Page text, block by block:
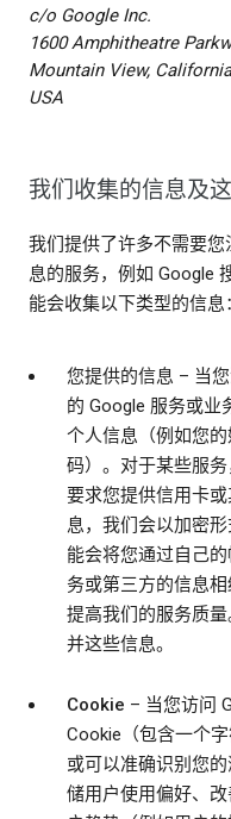
c/o Google Inc.
1600 Amphitheatre
Mountain View,
USA
我们收集的信息及
我们提供了许多不需要
息的服务，例如 Google
能会收集以下类型的信息：
您提供的信息 – 当
的 Google 服务或业
个人信息（例如您
码）。对于某些服
要求您提供信用卡
息，我们会以加密
能会将您通过自己
务或第三方的信息
提高我们的服务质
并这些信息。
Cookie – 当您访问
Cookie（包含一个
或可以准确识别您
储用户使用偏好、